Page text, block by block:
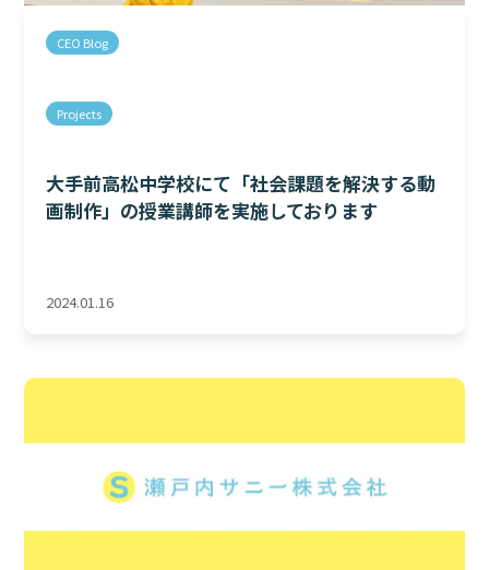
CEO Blog
Projects
大手前高松中学校にて「社会課題を解決する動
画制作」の授業講師を実施しております
2024.01.16